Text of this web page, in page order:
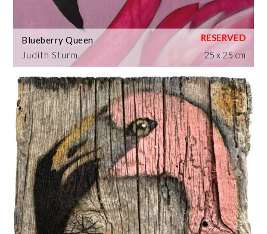
Judith Sturm
Blueberry Queen
25 x 25 cm